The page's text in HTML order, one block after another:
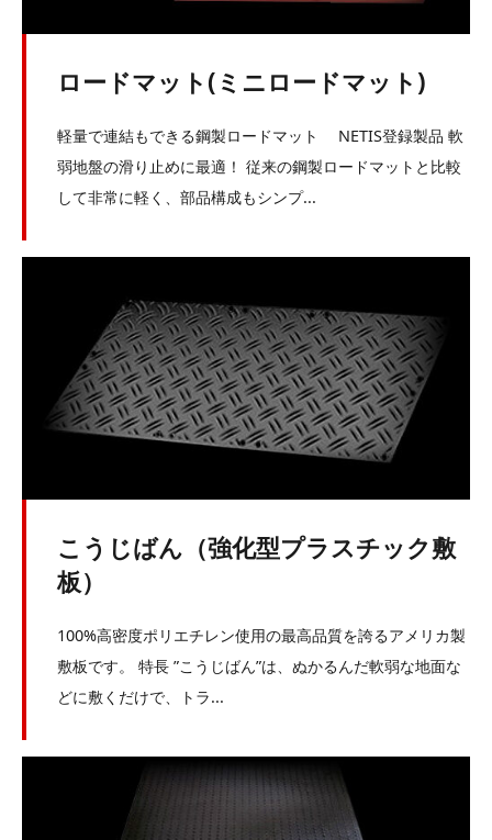
ロードマット(ミニロードマット)
軽量で連結もできる鋼製ロードマット NETIS登録製品 軟
弱地盤の滑り止めに最適！ 従来の鋼製ロードマットと比較
して非常に軽く、部品構成もシンプ...
こうじばん（強化型プラスチック敷
板）
100%高密度ポリエチレン使用の最高品質を誇るアメリカ製
敷板です。 特長 ”こうじばん”は、ぬかるんだ軟弱な地面な
どに敷くだけで、トラ...